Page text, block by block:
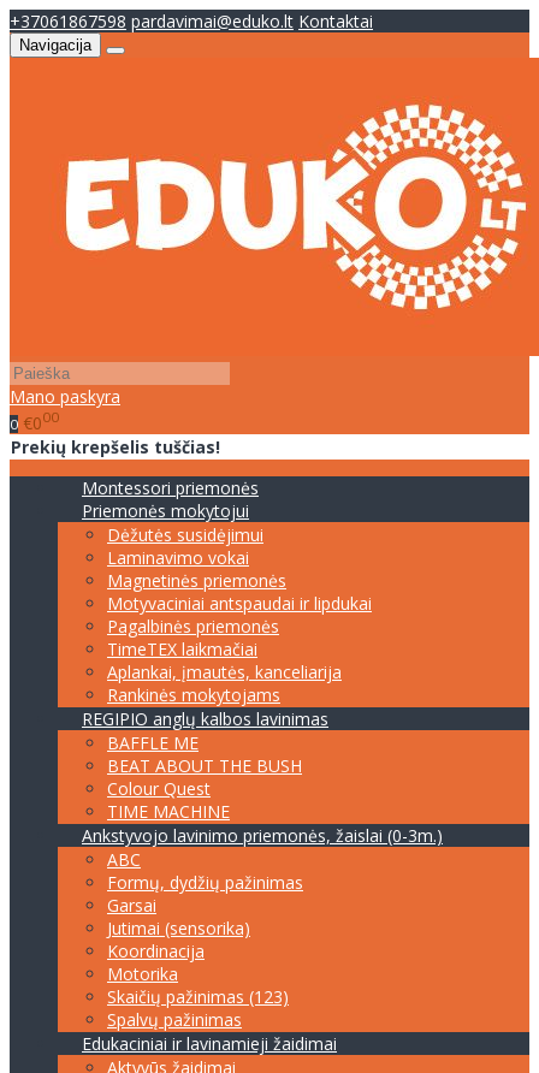
+37061867598 pardavimai@eduko.lt Kontaktai
Navigacija
Mano paskyra
0 €000
Prekių krepšelis tuščias!
Montessori priemonės
Priemonės mokytojui
Dėžutės susidėjimui
Laminavimo vokai
Magnetinės priemonės
Motyvaciniai antspaudai ir lipdukai
Pagalbinės priemonės
TimeTEX laikmačiai
Aplankai, įmautės, kanceliarija
Rankinės mokytojams
REGIPIO anglų kalbos lavinimas
BAFFLE ME
BEAT ABOUT THE BUSH
Colour Quest
TIME MACHINE
Ankstyvojo lavinimo priemonės, žaislai (0-3m.)
ABC
Formų, dydžių pažinimas
Garsai
Jutimai (sensorika)
Koordinacija
Motorika
Skaičių pažinimas (123)
Spalvų pažinimas
Edukaciniai ir lavinamieji žaidimai
Aktyvūs žaidimai